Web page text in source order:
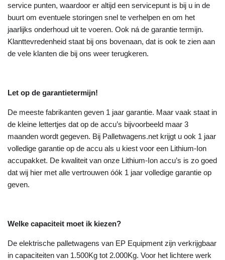
service punten, waardoor er altijd een servicepunt is bij u in de
buurt om eventuele storingen snel te verhelpen en om het
jaarlijks onderhoud uit te voeren. Ook ná de garantie termijn.
Klanttevredenheid staat bij ons bovenaan, dat is ook te zien aan
de vele klanten die bij ons weer terugkeren.
Let op de garantietermijn!
De meeste fabrikanten geven 1 jaar garantie. Maar vaak staat in
de kleine lettertjes dat op de accu’s bijvoorbeeld maar 3
maanden wordt gegeven. Bij Palletwagens.net krijgt u ook 1 jaar
volledige garantie op de accu als u kiest voor een Lithium-Ion
accupakket. De kwaliteit van onze Lithium-Ion accu’s is zo goed
dat wij hier met alle vertrouwen óók 1 jaar volledige garantie op
geven.
Welke capaciteit moet ik kiezen?
De elektrische palletwagens van EP Equipment zijn verkrijgbaar
in capaciteiten van 1.500Kg tot 2.000Kg. Voor het lichtere werk